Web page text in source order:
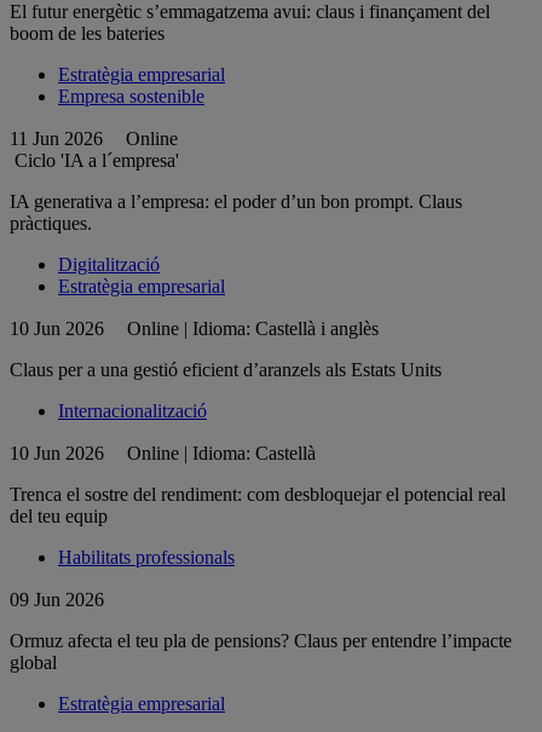
El futur energètic s’emmagatzema avui: claus i finançament del
boom de les bateries
Estratègia empresarial
Empresa sostenible
11 Jun 2026
Online
Ciclo 'IA a l´empresa'
IA generativa a l’empresa: el poder d’un bon prompt. Claus
pràctiques.
Digitalització
Estratègia empresarial
10 Jun 2026
Online | Idioma: Castellà i anglès
Claus per a una gestió eficient d’aranzels als Estats Units
Internacionalització
10 Jun 2026
Online | Idioma: Castellà
Trenca el sostre del rendiment: com desbloquejar el potencial real
del teu equip
Habilitats professionals
09 Jun 2026
Ormuz afecta el teu pla de pensions? Claus per entendre l’impacte
global
Estratègia empresarial